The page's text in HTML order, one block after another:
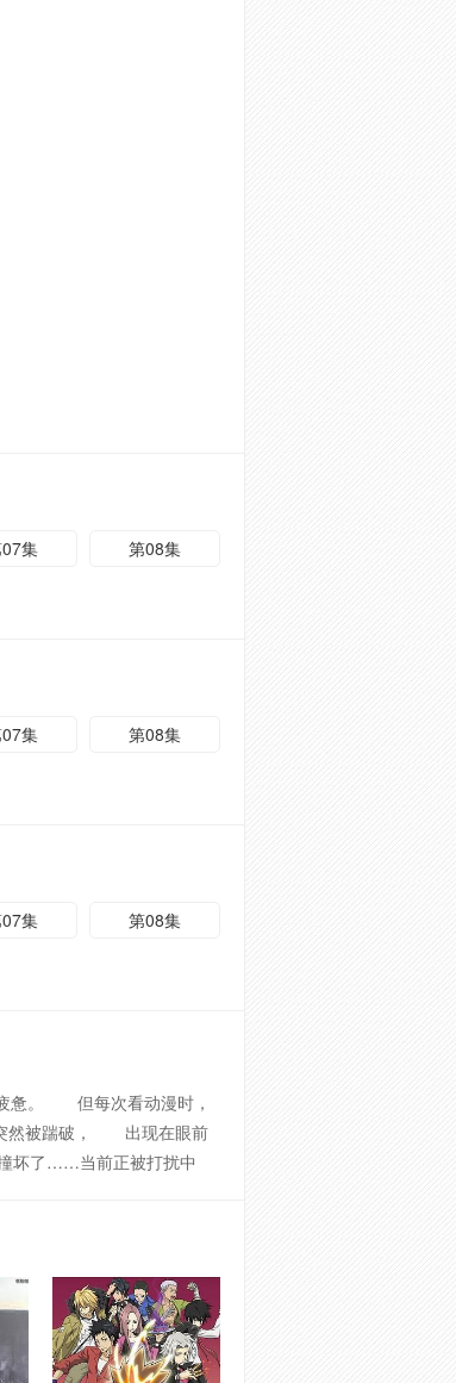
集 第08集
集 第08集
集 第08集
惫。 但每次看动漫时，
然被踹破， 出现在眼前
坏了……当前正被打扰中